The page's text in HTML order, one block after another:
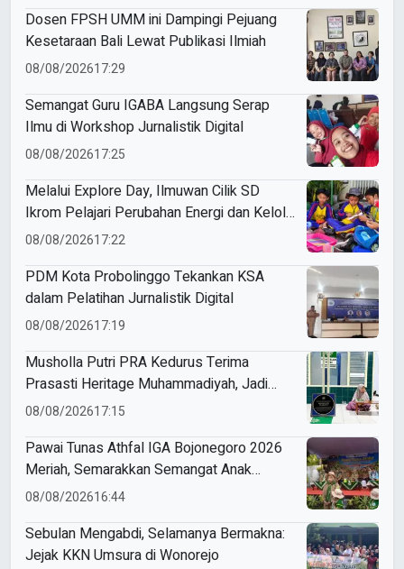
Dosen FPSH UMM ini Dampingi Pejuang
Kesetaraan Bali Lewat Publikasi Ilmiah
08/08/202617:29
Semangat Guru IGABA Langsung Serap
Ilmu di Workshop Jurnalistik Digital
08/08/202617:25
Melalui Explore Day, Ilmuwan Cilik SD
Ikrom Pelajari Perubahan Energi dan Kelola
Sampah demi Bumi
08/08/202617:22
PDM Kota Probolinggo Tekankan KSA
dalam Pelatihan Jurnalistik Digital
08/08/202617:19
Musholla Putri PRA Kedurus Terima
Prasasti Heritage Muhammadiyah, Jadi
Pengingat Sejarah Dakwah dan Amal Saleh
08/08/202617:15
Pawai Tunas Athfal IGA Bojonegoro 2026
Meriah, Semarakkan Semangat Anak
Sholeh Berkemajuan
08/08/202616:44
Sebulan Mengabdi, Selamanya Bermakna:
Jejak KKN Umsura di Wonorejo